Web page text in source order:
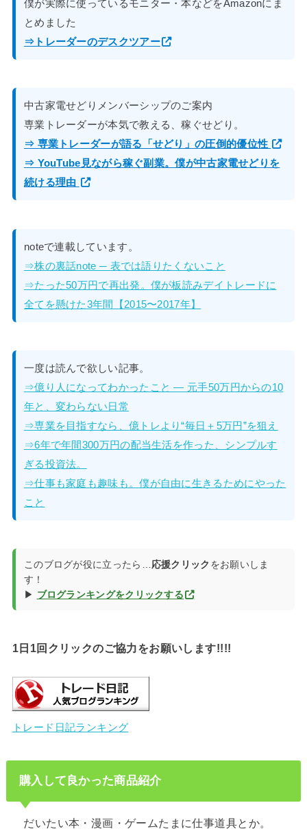
僕が実際に使っているモニター・本などをAmazonにま
とめました
⇒トレーダーのデスクツアー
中古家電せどりメンバーシップのご案内
専業トレーダーが本気で教える、稼ぐせどり。
⇒ 専業トレーダーが語る「せどり」の圧倒的優位性
⇒ YouTube見ながら稼ぐ副業。僕が中古家電せどりを
続ける理由
noteで連載しています。
⇒株の裏話note ─ 表では語りたくないこと
⇒たった50万円で再出発。僕が板読みデイトレードに
全てを懸けた3年間【2015〜2017年】
一度は読んで欲しい記事。
⇒億り人になってわかったこと — 元手50万円からの10
年と、変わらない日常
⇒専業を目指すなら、億トレより“毎日＋5万円”を狙え
⇒6年で年間300万円の配当生活を作った、シンプルす
ぎる投資法。
⇒仕事も家庭も趣味も。僕が自由に生きるためにやった
こと
このブログが役に立ったら… 応援クリック をお願いしま
す！
▶ ブログランキングをクリックする
1日1回クリックのご協力をお願いします!!!!
トレード日記ランキング
購入して良かった商品紹介
だいたい本・漫画・ゲームたまに仕事道具とか。